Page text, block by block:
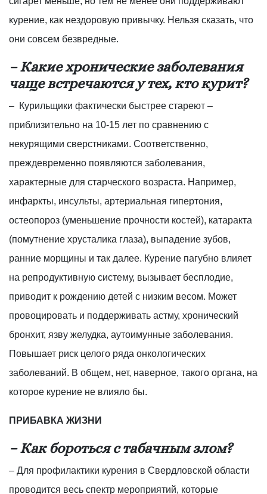
курение, как нездоровую привычку. Нельзя сказать, что
они совсем безвредные.
– Какие хронические заболевания
чаще встречаются у тех, кто курит?
– Курильщики фактически быстрее стареют –
приблизительно на 10-15 лет по сравнению с
некурящими сверстниками. Соответственно,
преждевременно появляются заболевания,
характерные для старческого возраста. Например,
инфаркты, инсульты, артериальная гипертония,
остеопороз (уменьшение прочности костей), катаракта
(помутнение хрусталика глаза), выпадение зубов,
ранние морщины и так далее. Курение пагубно влияет
на репродуктивную систему, вызывает бесплодие,
приводит к рождению детей с низким весом. Может
провоцировать и поддерживать астму, хронический
бронхит, язву желудка, аутоимунные заболевания.
Повышает риск целого ряда онкологических
заболеваний. В общем, нет, наверное, такого органа, на
которое курение не влияло бы.
ПРИБАВКА ЖИЗНИ
– Как бороться с табачным злом?
– Для профилактики курения в Свердловской области
проводится весь спектр мероприятий, которые